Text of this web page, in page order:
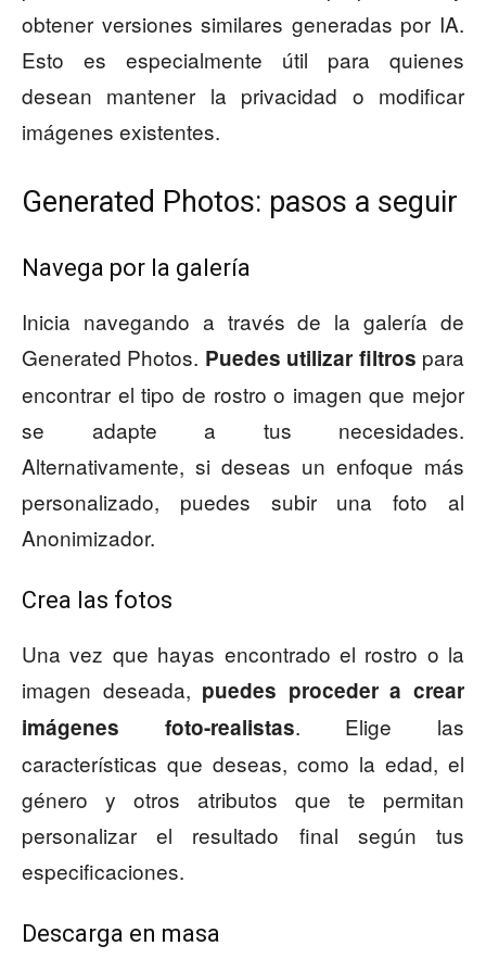
obtener versiones similares generadas por IA.
Esto es especialmente útil para quienes
desean mantener la privacidad o modificar
imágenes existentes.
Generated Photos: pasos a seguir
Navega por la galería
Inicia navegando a través de la galería de
Generated Photos. Puedes utilizar filtros para
encontrar el tipo de rostro o imagen que mejor
se adapte a tus necesidades.
Alternativamente, si deseas un enfoque más
personalizado, puedes subir una foto al
Anonimizador.
Crea las fotos
Una vez que hayas encontrado el rostro o la
imagen deseada, puedes proceder a crear
imágenes foto-realistas. Elige las
características que deseas, como la edad, el
género y otros atributos que te permitan
personalizar el resultado final según tus
especificaciones.
Descarga en masa